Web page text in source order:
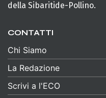
della Sibaritide-Pollino.
CONTATTI
Chi Siamo
La Redazione
Scrivi a l'ECO